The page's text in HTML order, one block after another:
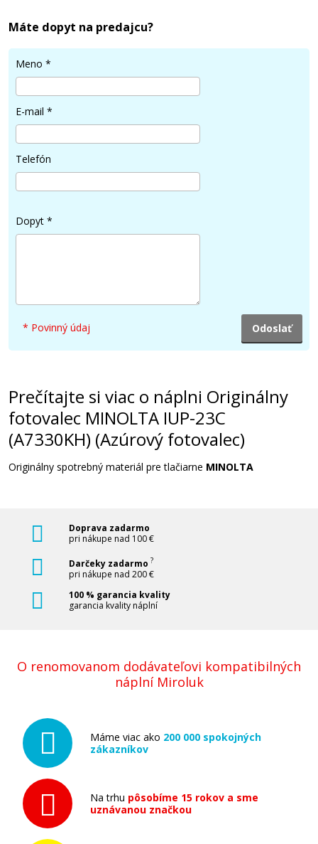
20,90 €
Minolta TNP-50Y (A0X5254) (Žltý)
(A73303H) (Čierny fotovalec)
Originální fotoválec
67,90 €
Pridať do košíka
Originální fotoválec
86,90 €
Máte dopyt na predajcu?
Meno *
E-mail *
Telefón
Dopyt *
* Povinný údaj
Prečítajte si viac o náplni Originálny
fotovalec MINOLTA IUP-23C
(A7330KH) (Azúrový fotovalec)
Originálny spotrebný materiál pre tlačiarne MINOLTA
Doprava zadarmo
pri nákupe nad 100 €
Darčeky zadarmo ?
pri nákupe nad 200 €
100 % garancia kvality
garancia kvality náplní
O renomovanom dodávateľovi kompatibilných
náplní Miroluk
Máme viac ako 200 000 spokojných
zákazníkov
Na trhu pôsobíme 15 rokov a sme
uznávanou značkou